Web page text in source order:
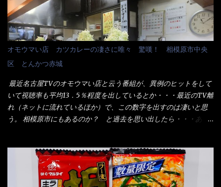
と湯が注がれていたら食べ進むうちに、麺が伸びてしまうだろ
う。 これなら茹で上がった直後のままで、食べ進められるじゃな
いか！ 別皿で、葱と天かすを満タンに用意して、山葵も2つ。 そ
れに湯が無い利点として、汁が薄まらない！ これだよ、こ
れ！！ 湯があると、うどんと共に汁の方へ湯までも入ってしま
う。つまりラーメンの麺にスープが絡む現象ですな。 結局、伸び
ずに汁も薄らむこともなく・・最後の方で＜だし汁＞を少し追加
しました。 腹イッパイだけど、得サイズは全てお腹の中へ収まっ
たし満足達成度100％ 苦しいと云う事も無いな！ まだ鶏天1個位
は入りそうだね。 と云う事で、今回＜釜揚げうどんの湯無し＞を
試したら、確...
パリ） まぁ～この慣習が残っているのは、官公庁や超大手企業戦
士（昇進目的）などの世界でしょう。 要は、ゴマスリ・・・てな
感じかな。 丸亀製麺と云えば、大阪誕生→全国区（北海道と沖縄
は？）へ広がった、讃岐饂飩チェーン店大手といっても過言では
方には店舗に寄って違う！と云う人も居るらしい・・ そんな大手
讃岐饂飩チェーン店と関係があるのか？ 箱詰め乾麺！ このパッ
ケージからすれば、間違いなく贈答用目的でしょう。 そんな贈答
用箱詰め饂飩・・・またもやメガドンキで発見し購入！ 中身は、
この様な状態です。 乾麺の束が6束／一パックになっており、それ
1280円と云った感じです。 で私は幾らで、メガドンキでゲットし
たかって？ それは非常に言いづらい・・・色々と各方面へ忖度し
て、激安だったとだけ申し上げましょう。 早速1袋を大釜で茹で～
オモウマい店 カツカレーの凄さに唯々 驚嘆！ 相模原市中央
区 とんかつ赤城
最近名古屋TVのオモウマい店と云う番組が、異例のヒットをして
いて視聴率も平均13．5％程度を出しているとか・・・最近のTV離
れ（ネットに流れているほか）で、この数字を出すのは凄いと思
う。 相模原市にもあるのか？ と過去を思い出したら・・・あっ
当している。 まずはこれを見て欲しい！ カウンターに置かれた＜
お皿＞である。 直ぐに気づいたでしょう！ 何かキャベツが山じ
ゃないか！？ ハイ、山です。 これが標準なのです。 普通のとん